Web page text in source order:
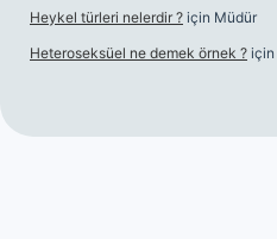
Heykel türleri nelerdir ? için Müdür
Heteroseksüel ne demek örnek ? için